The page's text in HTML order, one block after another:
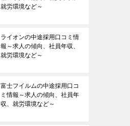
就労環境など～
ライオンの中途採用口コミ情
報～求人の傾向、社員年収、
就労環境など～
富士フイルムの中途採用口コ
ミ情報～求人の傾向、社員年
収、就労環境など～